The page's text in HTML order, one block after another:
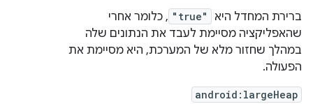
ברירת המחדל היא
"true" , כלומר אחרי
שהאפליקציה מסיימת לעבד את הנתונים שלה
במהלך שחזור מלא של המערכת, היא מסיימת את
הפעולה.
android:largeHeap